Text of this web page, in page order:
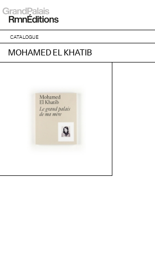
CATALOGUE
MOHAMED EL KHATIB